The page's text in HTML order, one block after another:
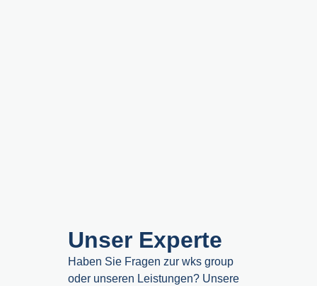
Unser Experte
Haben Sie Fragen zur wks group
oder unseren Leistungen? Unsere